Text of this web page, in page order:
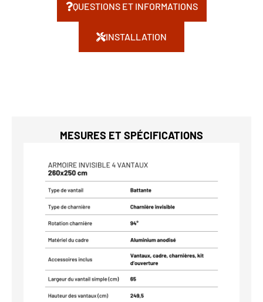
QUESTIONS ET INFORMATIONS
INSTALLATION
MESURES ET SPÉCIFICATIONS